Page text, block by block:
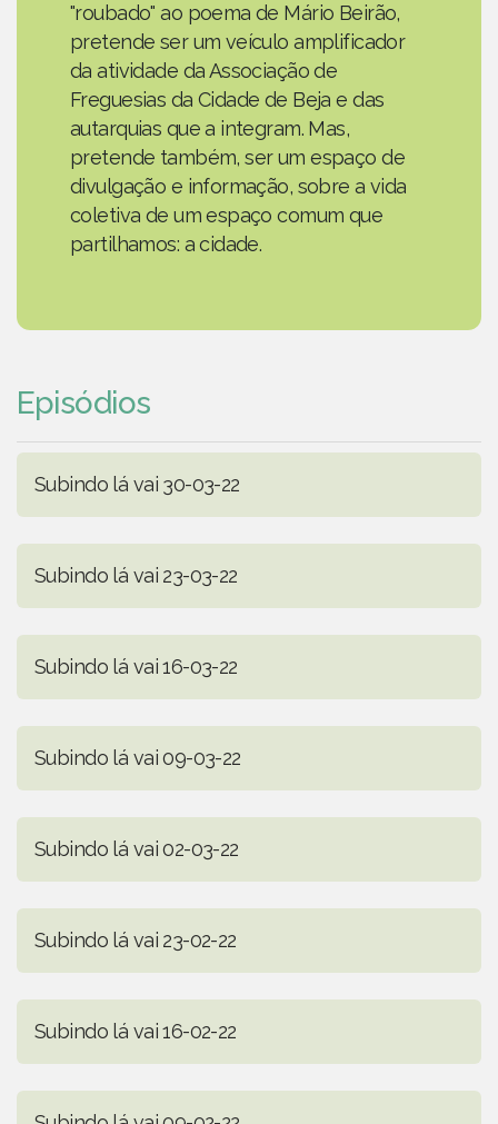
"roubado" ao poema de Mário Beirão,
pretende ser um veículo amplificador
da atividade da Associação de
Freguesias da Cidade de Beja e das
autarquias que a integram. Mas,
pretende também, ser um espaço de
divulgação e informação, sobre a vida
coletiva de um espaço comum que
partilhamos: a cidade.
Episódios
Subindo lá vai 30-03-22
Subindo lá vai 23-03-22
Subindo lá vai 16-03-22
Subindo lá vai 09-03-22
Subindo lá vai 02-03-22
Subindo lá vai 23-02-22
Subindo lá vai 16-02-22